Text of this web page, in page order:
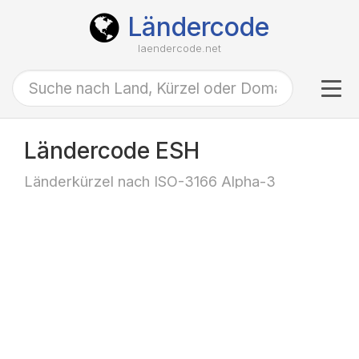
Ländercode
laendercode.net
Ländercode ESH
Länderkürzel nach ISO-3166 Alpha-3